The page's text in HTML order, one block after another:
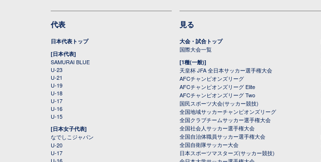
代表
日本代表トップ
[日本代表]
SAMURAI BLUE
U-23
U-21
U-19
U-18
U-17
U-16
U-15
[日本女子代表]
なでしこジャパン
U-20
U-17
見る
大会・試合トップ
国際大会一覧
[1種(一般)]
天皇杯 JFA 全日本サッカー選手権大会
AFCチャンピオンズリーグ
AFCチャンピオンズリーグ Elite
AFCチャンピオンズリーグ Two
国民スポーツ大会(サッカー競技)
全国地域サッカーチャンピオンズリーグ
全国クラブチームサッカー選手権大会
全国社会人サッカー選手権大会
全国自治体職員サッカー選手権大会
全国自衛隊サッカー大会
日本スポーツマスターズ(サッカー競技)